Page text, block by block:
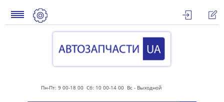
Пн-Пт: 9 00-18 00 Сб: 10 00-14 00 Вс - Выходной